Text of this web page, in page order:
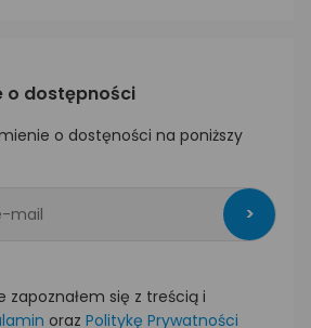
o dostępności
o dostęności na poniższy
>
zapoznałem się z treścią i
oraz Politykę Prywatności